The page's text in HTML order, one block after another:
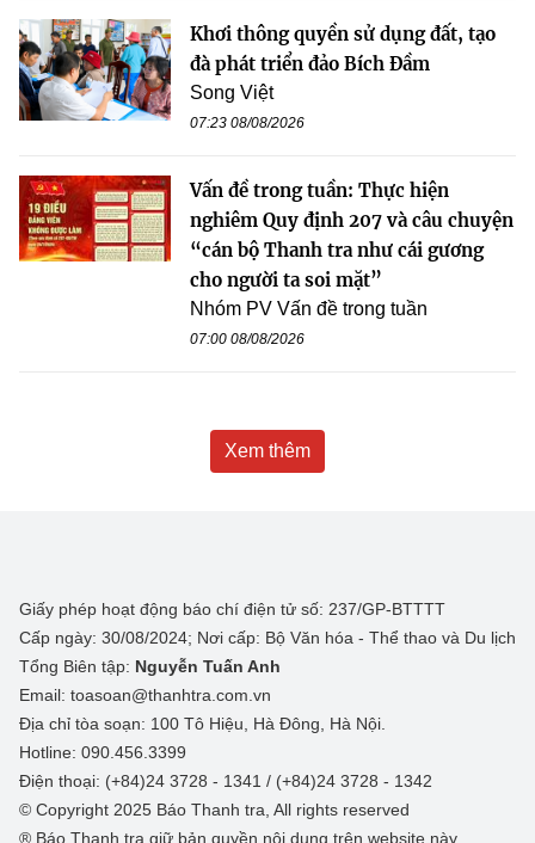
Khơi thông quyền sử dụng đất, tạo
đà phát triển đảo Bích Đầm
Song Việt
07:23 08/08/2026
Vấn đề trong tuần: Thực hiện
nghiêm Quy định 207 và câu chuyện
“cán bộ Thanh tra như cái gương
cho người ta soi mặt”
Nhóm PV Vấn đề trong tuần
07:00 08/08/2026
Xem thêm
Giấy phép hoạt động báo chí điện tử số: 237/GP-BTTTT
Cấp ngày: 30/08/2024; Nơi cấp: Bộ Văn hóa - Thể thao và Du lịch
Tổng Biên tập: Nguyễn Tuấn Anh
Email: toasoan@thanhtra.com.vn
Địa chỉ tòa soạn: 100 Tô Hiệu, Hà Đông, Hà Nội.
Hotline: 090.456.3399
Điện thoại: (+84)24 3728 - 1341 / (+84)24 3728 - 1342
© Copyright 2025 Báo Thanh tra, All rights reserved
® Báo Thanh tra giữ bản quyền nội dung trên website này